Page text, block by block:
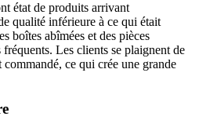
état de produits arrivant
qualité inférieure à ce qui était
boîtes abîmées et des pièces
fréquents. Les clients se plaignent de
ce qui crée une grande